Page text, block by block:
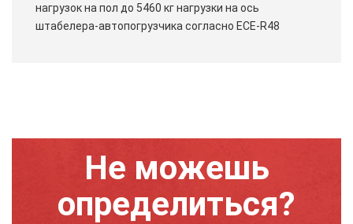
нагрузок на пол до 5460 кг нагрузки на ось
штабелера-автопогрузчика согласно ECE-R48
Не можешь
определиться?